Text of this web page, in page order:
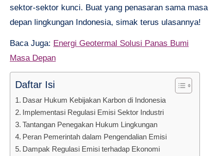
sektor-sektor kunci. Buat yang penasaran sama masa
depan lingkungan Indonesia, simak terus ulasannya!
Baca Juga: Energi Geotermal Solusi Panas Bumi
Masa Depan
Daftar Isi
Dasar Hukum Kebijakan Karbon di Indonesia
Implementasi Regulasi Emisi Sektor Industri
Tantangan Penegakan Hukum Lingkungan
Peran Pemerintah dalam Pengendalian Emisi
Dampak Regulasi Emisi terhadap Ekonomi